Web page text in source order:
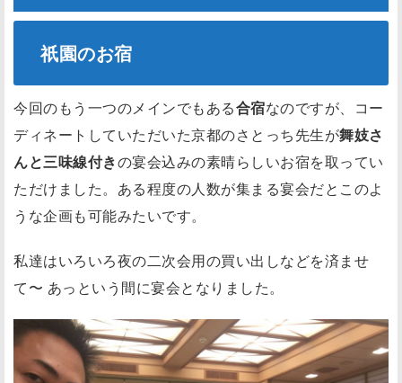
祇園のお宿
今回のもう一つのメインでもある合宿なのですが、コー
ディネートしていただいた京都のさとっち先生が舞妓さ
んと三味線付きの宴会込みの素晴らしいお宿を取ってい
ただけました。ある程度の人数が集まる宴会だとこのよ
うな企画も可能みたいです。
私達はいろいろ夜の二次会用の買い出しなどを済ませ
て〜 あっという間に宴会となりました。